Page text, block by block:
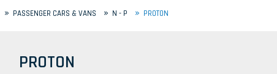
» PASSENGER CARS & VANS » N - P » PROTON
PROTON